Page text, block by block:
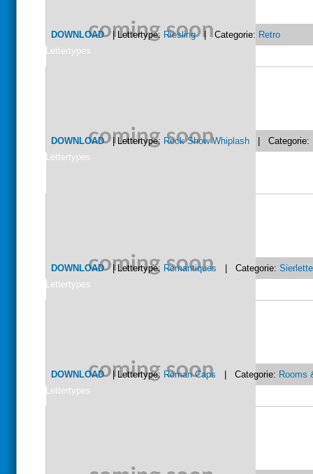
DOWNLOAD| Lettertype: Riesling| Categorie: Retro
Lettertypes
DOWNLOAD| Lettertype: Rock Show Whiplash | Categorie:
Lettertypes
DOWNLOAD| Lettertype: Romantiques | Categorie:
Lettertypes
DOWNLOAD| Lettertype: Roman Caps | Categorie: Rooms
Lettertypes